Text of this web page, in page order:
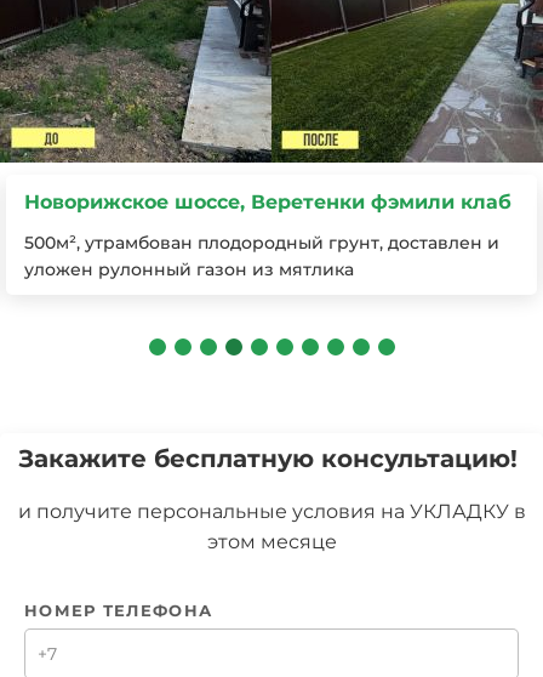
Новорижское шоссе, Лесная пристань
Объект 160 кв.м
Закажите бесплатную консультацию!
и получите персональные условия на УКЛАДКУ в
этом месяце
НОМЕР ТЕЛЕФОНА